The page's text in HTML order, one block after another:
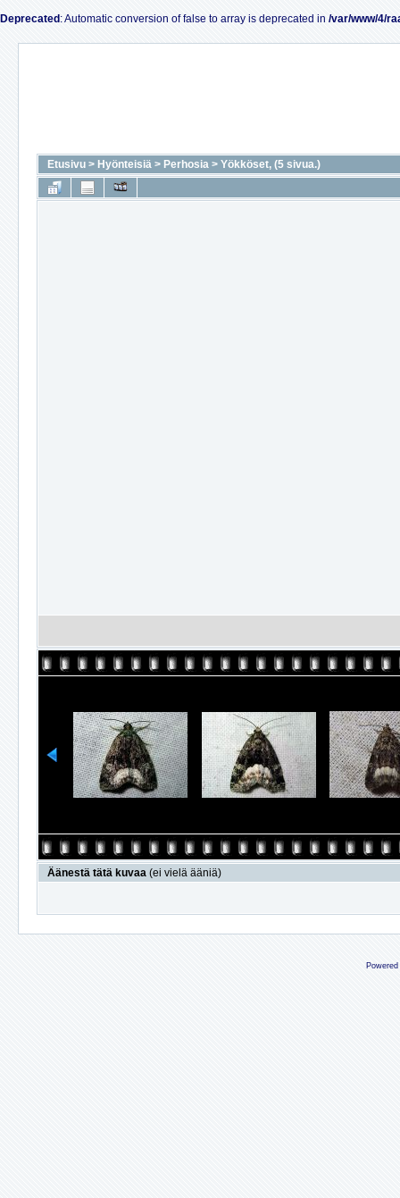
Deprecated : Automatic conversion of false to array is deprecated in /var/www/4/
Etusivu > Hyönteisiä > Perhosia > Yökköset, (5 sivua.)
Äänestä tätä kuvaa (ei vielä ääniä)